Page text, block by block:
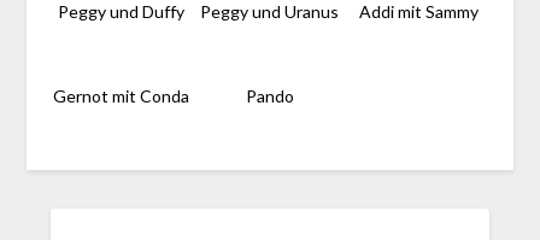
Peggy und Duffy Peggy und Uranus Addi mit Sammy
Gernot mit Conda Pando